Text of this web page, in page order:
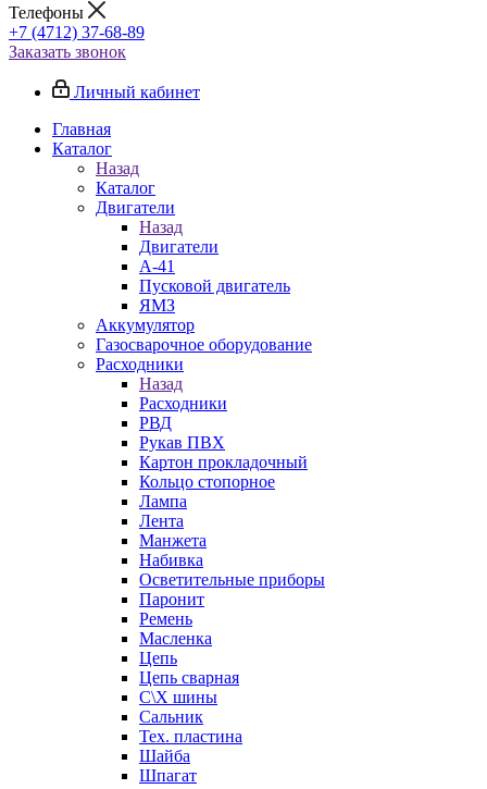
Телефоны
+7 (4712) 37-68-89
Заказать звонок
Личный кабинет
Главная
Каталог
Назад
Каталог
Двигатели
Назад
Двигатели
А-41
Пусковой двигатель
ЯМЗ
Аккумулятор
Газосварочное оборудование
Расходники
Назад
Расходники
РВД
Рукав ПВХ
Картон прокладочный
Кольцо стопорное
Лампа
Лента
Манжета
Набивка
Осветительные приборы
Паронит
Ремень
Масленка
Цепь
Цепь сварная
С\Х шины
Сальник
Тех. пластина
Шайба
Шпагат